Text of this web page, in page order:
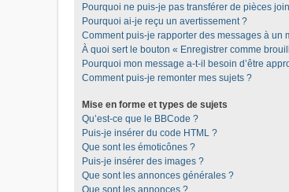
Pourquoi ne puis-je pas transférer de pièces
Pourquoi ai-je reçu un avertissement ?
Comment puis-je rapporter des messages à un
À quoi sert le bouton « Enregistrer comme
Pourquoi mon message a-t-il besoin d’être
Comment puis-je remonter mes sujets ?
Mise en forme et types de sujets
Qu’est-ce que le BBCode ?
Puis-je insérer du code HTML ?
Que sont les émoticônes ?
Puis-je insérer des images ?
Que sont les annonces générales ?